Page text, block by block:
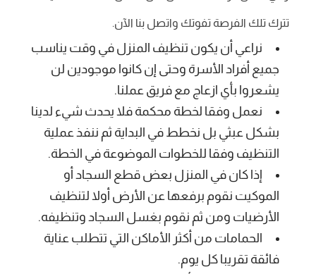
تترك تلك الفرصة تفوتك واتصل بنا الآن.
نراعي أن يكون تنظيف المنزل في وقت يناسب
جميع أفراد الأسرة وحتى إن كانوا موجودين لن
يشعروا بأي ازعاج مع فريق عملنا.
نعمل وفقا لخطة محكمة فلا يحدث شيء لدينا
بشكل عبثي بل نخطط في البداية ثم ننفذ عملية
التنظيف وفقا للخطوات الموضوعة في الخطة.
إذا كان في المنزل بعض قطع السجاد أو
الموكيت نقوم برفعها عن الأرض أولا لتنظيف
الأرضيات ومن ثم نقوم بغسل السجاد وتنظيفه.
الحمامات من أكثر الأماكن التي تتطلب عناية
فائقة تقريبا كل يوم.